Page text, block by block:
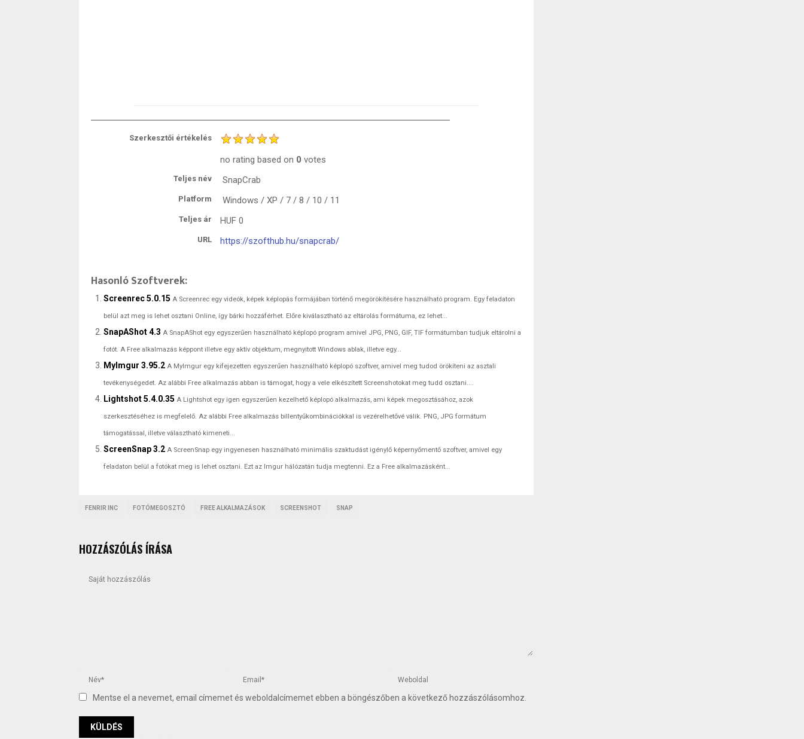
Szerkesztői értékelés
no rating based on 0 votes
Teljes név SnapCrab
Platform Windows / XP / 7 / 8 / 10 / 11
Teljes ár HUF 0
URL https://szofthub.hu/snapcrab/
Hasonló Szoftverek:
Screenrec 5.0.15 A Screenrec egy videók, képek képlopás formájában történő megörökítésére használható program. Egy feladaton
belül azt meg is lehet osztani Online, így bárki hozzáférhet. Előre kiválasztható az eltárolás formátuma, ez lehet...
SnapAShot 4.3 A SnapAShot egy egyszerűen használható képlopó program amivel JPG, PNG, GIF, TIF formátumban tudjuk eltárolni a
fotót. A Free alkalmazás képpont illetve egy aktív objektum, megnyitott Windows ablak, illetve egy...
MyImgur 3.95.2 A MyImgur egy kifejezetten egyszerűen használható képlopó szoftver, amivel meg tudod örökíteni az asztali
tevékenységedet. Az alábbi Free alkalmazás abban is támogat, hogy a vele elkészített Screenshotokat meg tudd osztani....
Lightshot 5.4.0.35 A Lightshot egy igen egyszerűen kezelhető képlopó alkalmazás, ami képek megosztásához, azok
szerkesztéséhez is megfelelő. Az alábbi Free alkalmazás billentyűkombinációkkal is vezérelhetővé válik. PNG, JPG formátum
támogatással, illetve választható kimeneti...
ScreenSnap 3.2 A ScreenSnap egy ingyenesen használható minimális szaktudást igénylő képernyőmentő szoftver, amivel egy
feladaton belül a fotókat meg is lehet osztani. Ezt az Imgur hálózatán tudja megtenni. Ez a Free alkalmazásként...
FENRIR INC FOTÓMEGOSZTÓ FREE ALKALMAZÁSOK SCREENSHOT SNAP
HOZZÁSZÓLÁS ÍRÁSA
Mentse el a nevemet, email címemet és weboldalcímemet ebben a böngészőben a következő hozzászólásomhoz.